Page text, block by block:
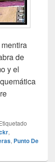
de
y el
,
, Punto De